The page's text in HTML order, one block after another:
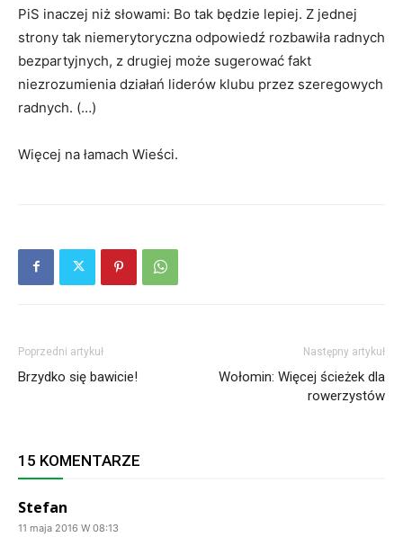
PiS inaczej niż słowami: Bo tak będzie lepiej. Z jednej
strony tak niemerytoryczna odpowiedź rozbawiła radnych
bezpartyjnych, z drugiej może sugerować fakt
niezrozumienia działań liderów klubu przez szeregowych
radnych. (…)
Więcej na łamach Wieści.
Poprzedni artykuł
Brzydko się bawicie!
Następny artykuł
Wołomin: Więcej ścieżek dla
rowerzystów
15 KOMENTARZE
Stefan
11 maja 2016 W 08:13